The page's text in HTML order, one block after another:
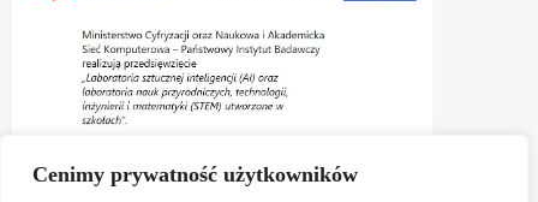
Cenimy prywatność użytkowników